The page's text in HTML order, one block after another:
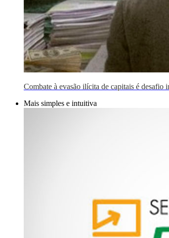
Combate à evasão ilícita de capitais é desafio
Mais simples e intuitiva